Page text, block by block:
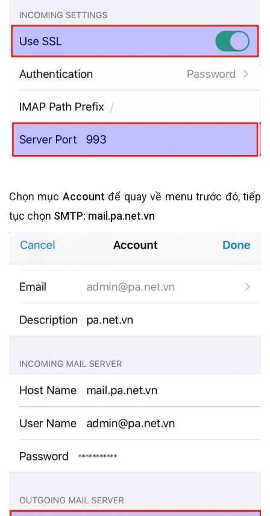
Chọn mục Accountđể quay về menu trước đó, tiếp
tục chọn SMTP: mail.pa.net.vn